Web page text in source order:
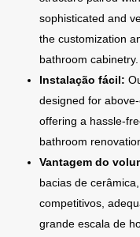
sophisticated and
the customization
bathroom cabinetry.
Instalação fácil:
designed for
offering a hassle-
bathroom
Vantagem do
bacias de
competitivos,
grande escala de